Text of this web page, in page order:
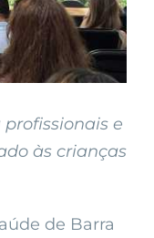
e
às crianças
de Barra